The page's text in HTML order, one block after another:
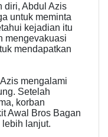
diri, Abdul Azis
untuk meminta
kejadian itu
mengevakuasi
mendapatkan
mengalami
Setelah
korban
Awal Bros Bagan
lebih lanjut.